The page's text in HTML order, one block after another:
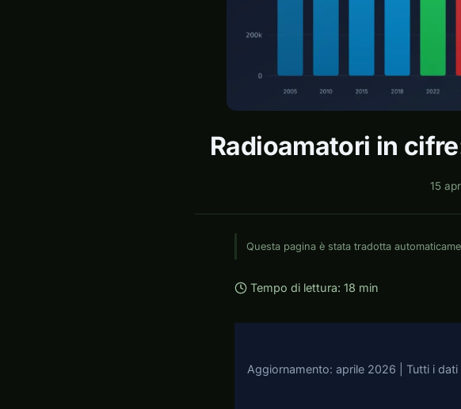
Radioamatori in
15
Questa pagina è stata tradotta
Tempo di lettura: 18 min
Aggiornamento: aprile 2026 | Tutti i